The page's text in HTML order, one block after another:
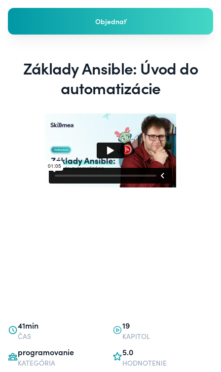
Objednať
Základy Ansible: Úvod do
automatizácie
41min
ČAS
19
KAPITOL
programovanie
KATEGÓRIA
5.0
HODNOTENIE